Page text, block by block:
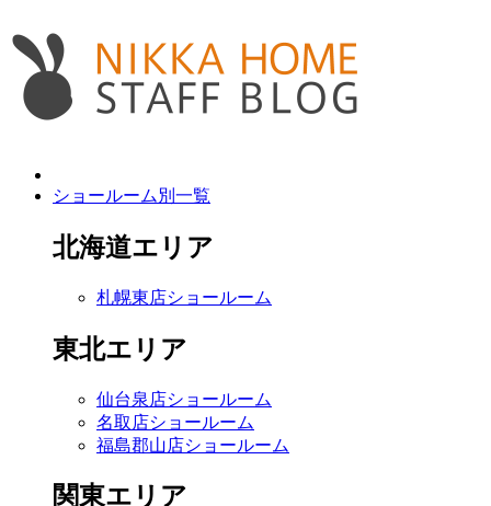
ショールーム別一覧
北海道エリア
札幌東店ショールーム
東北エリア
仙台泉店ショールーム
名取店ショールーム
福島郡山店ショールーム
関東エリア